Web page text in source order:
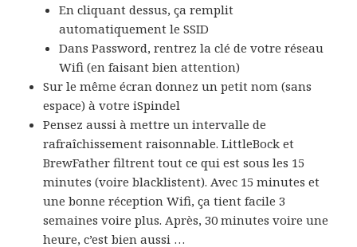
En cliquant dessus, ça remplit
automatiquement le SSID
Dans Password, rentrez la clé de votre réseau
Wifi (en faisant bien attention)
Sur le même écran donnez un petit nom (sans
espace) à votre iSpindel
Pensez aussi à mettre un intervalle de
rafraîchissement raisonnable. LittleBock et
BrewFather filtrent tout ce qui est sous les 15
minutes (voire blacklistent). Avec 15 minutes et
une bonne réception Wifi, ça tient facile 3
semaines voire plus. Après, 30 minutes voire une
heure, c’est bien aussi …